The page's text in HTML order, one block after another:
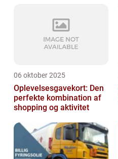
06 oktober 2025
Oplevelsesgavekort: Den
perfekte kombination af
shopping og aktivitet